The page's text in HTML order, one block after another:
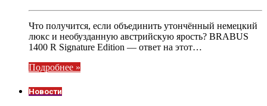
Что получится, если объединить утончённый немецкий
люкс и необузданную австрийскую ярость? BRABUS
1400 R Signature Edition — ответ на этот…
Подробнее »
Новости